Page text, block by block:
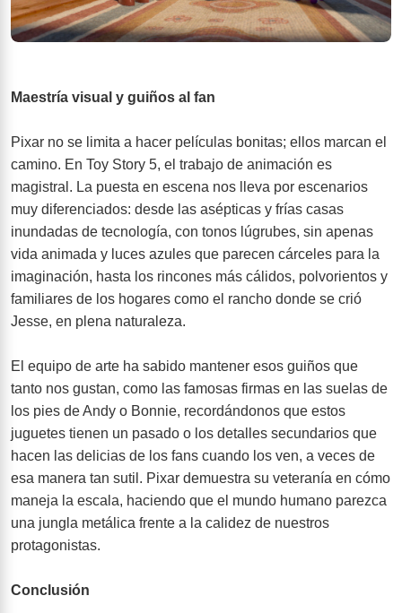
Maestría visual y guiños al fan
Pixar no se limita a hacer películas bonitas; ellos marcan el
camino. En Toy Story 5, el trabajo de animación es
magistral. La puesta en escena nos lleva por escenarios
muy diferenciados: desde las asépticas y frías casas
inundadas de tecnología, con tonos lúgrubes, sin apenas
vida animada y luces azules que parecen cárceles para la
imaginación, hasta los rincones más cálidos, polvorientos y
familiares de los hogares como el rancho donde se crió
Jesse, en plena naturaleza.
El equipo de arte ha sabido mantener esos guiños que
tanto nos gustan, como las famosas firmas en las suelas de
los pies de Andy o Bonnie, recordándonos que estos
juguetes tienen un pasado o los detalles secundarios que
hacen las delicias de los fans cuando los ven, a veces de
esa manera tan sutil. Pixar demuestra su veteranía en cómo
maneja la escala, haciendo que el mundo humano parezca
una jungla metálica frente a la calidez de nuestros
protagonistas.
Conclusión